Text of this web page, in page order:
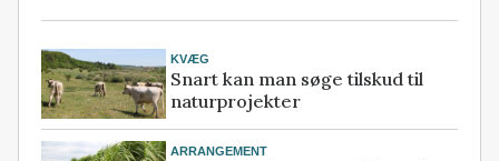
KVÆG
Snart kan man søge tilskud til
naturprojekter
ARRANGEMENT